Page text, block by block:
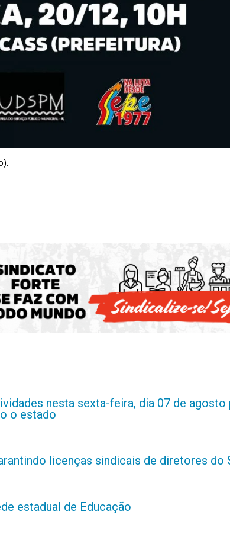
nesta sexta-feira, dia 07 de
o estado
licenças sindicais de diretores do
estadual de Educação